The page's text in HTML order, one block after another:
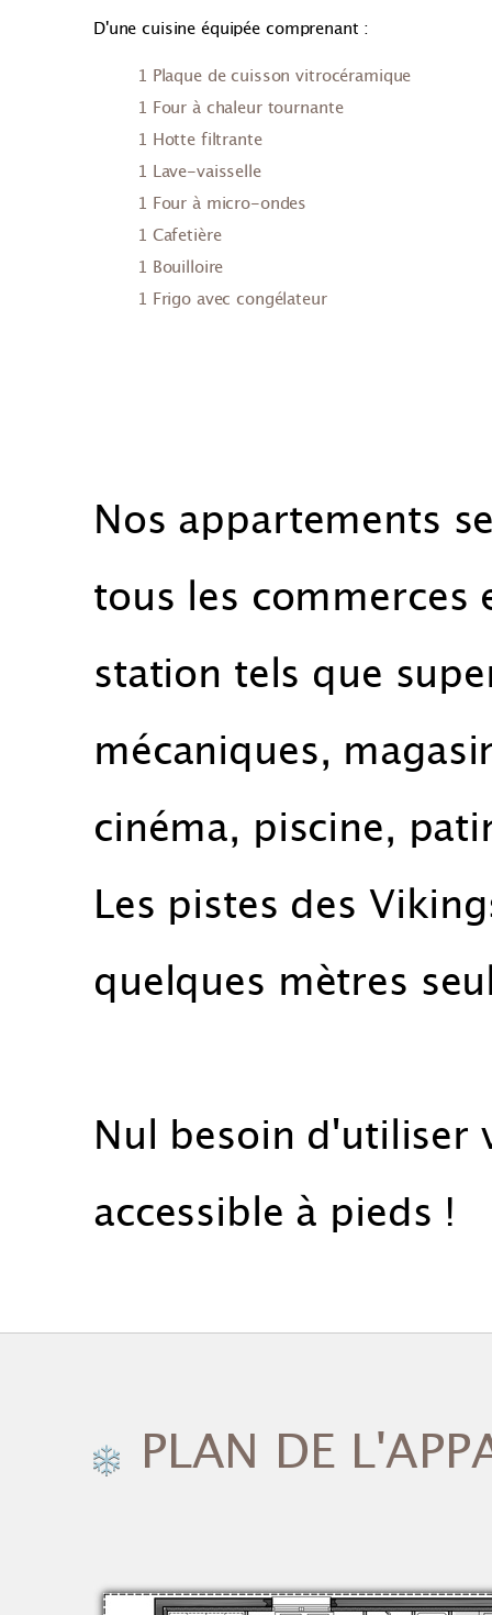
D'une cuisine équipée comprenant :
1 Plaque de cuisson vitrocéramique
1 Four à chaleur tournante
1 Hotte filtrante
1 Lave-vaisselle
1 Four à micro-ondes
1 Cafetière
1 Bouilloire
1 Frigo avec congélateur
Nos appartements
tous les
station tels que
mécaniques,
cinéma, piscine,
Les pistes des
quelques mètres
Nul besoin
accessible à pieds !
PLAN DE